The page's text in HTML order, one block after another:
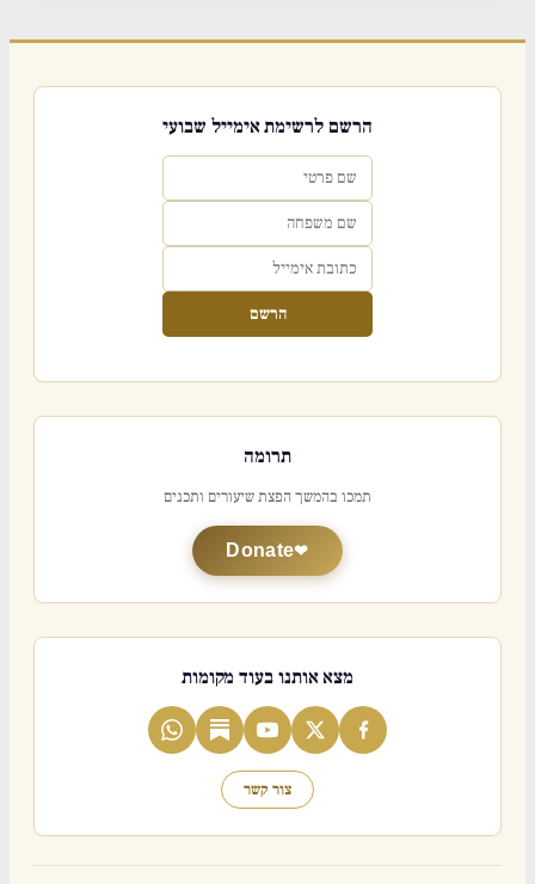
הרשם לרשימת אימייל שבועי
הרשם
תרומה
תמכו בהמשך הפצת שיעורים ותכנים
Donate
מצא אותנו בעוד מקומות
צור קשר